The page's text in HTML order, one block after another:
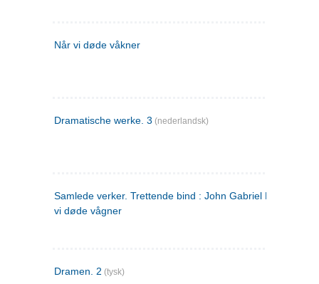
Når vi døde våkner
Dramatische werke. 3 (nederlandsk)
Samlede verker. Trettende bind : John Gabriel Borkman ;
vi døde vågner
Dramen. 2 (tysk)